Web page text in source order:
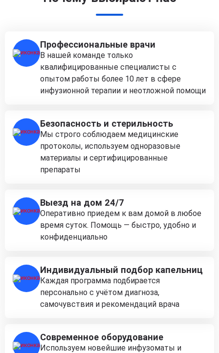
Профессиональные врачи
В нашей команде только
квалифицированные специалисты с
опытом работы более 10 лет в сфере
инфузионной терапии и неотложной помощи
Безопасность и стерильность
Мы строго соблюдаем медицинские
протоколы, используем одноразовые
материалы и сертифицированные
препараты
Выезд на дом 24/7
Оперативно приедем к вам домой в любое
время суток. Помощь — быстро, удобно и
конфиденциально
Индивидуальный подбор капельниц
Каждая программа подбирается
персонально с учётом диагноза,
самочувствия и рекомендаций врача
Современное оборудование
Используем новейшие инфузоматы и